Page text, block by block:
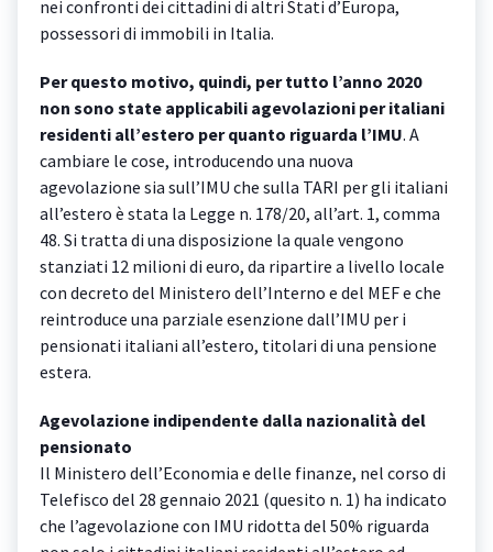
nei confronti dei cittadini di altri Stati d’Europa,
possessori di immobili in Italia.
Per questo motivo, quindi, per tutto l’anno 2020
non sono state applicabili agevolazioni per italiani
residenti all’estero per quanto riguarda l’IMU. A
cambiare le cose, introducendo una nuova
agevolazione sia sull’IMU che sulla TARI per gli italiani
all’estero è stata la Legge n. 178/20, all’art. 1, comma
48. Si tratta di una disposizione la quale vengono
stanziati 12 milioni di euro, da ripartire a livello locale
con decreto del Ministero dell’Interno e del MEF e che
reintroduce una parziale esenzione dall’IMU per i
pensionati italiani all’estero, titolari di una pensione
estera.
Agevolazione indipendente dalla nazionalità del
pensionato
Il Ministero dell’Economia e delle finanze, nel corso di
Telefisco del 28 gennaio 2021 (quesito n. 1) ha indicato
che l’agevolazione con IMU ridotta del 50% riguarda